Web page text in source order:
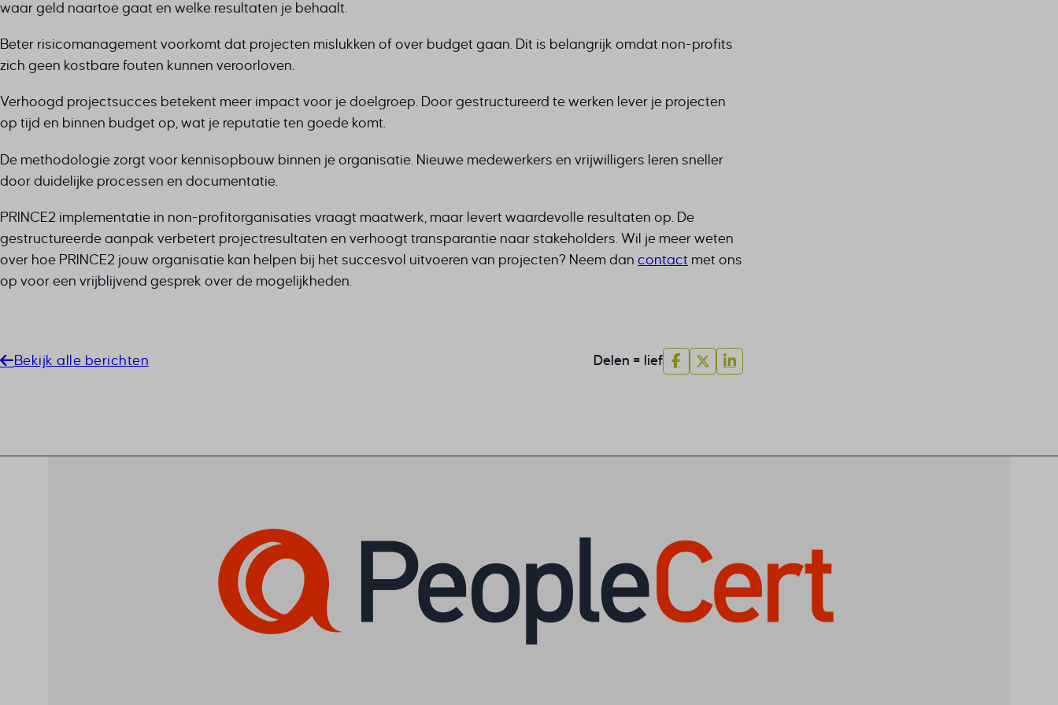
waar geld naartoe gaat en welke resultaten je behaalt.
Beter risicomanagement voorkomt dat projecten mislukken of over budget gaan. Dit is belangrijk omdat non-profits
zich geen kostbare fouten kunnen veroorloven.
Verhoogd projectsucces betekent meer impact voor je doelgroep. Door gestructureerd te werken lever je projecten
op tijd en binnen budget op, wat je reputatie ten goede komt.
De methodologie zorgt voor kennisopbouw binnen je organisatie. Nieuwe medewerkers en vrijwilligers leren sneller
door duidelijke processen en documentatie.
PRINCE2 implementatie in non-profitorganisaties vraagt maatwerk, maar levert waardevolle resultaten op. De
gestructureerde aanpak verbetert projectresultaten en verhoogt transparantie naar stakeholders. Wil je meer weten
over hoe PRINCE2 jouw organisatie kan helpen bij het succesvol uitvoeren van projecten? Neem dan contact met ons
op voor een vrijblijvend gesprek over de mogelijkheden.
Bekijk alle berichten Delen = lief
PHPSESSID
tz
woocommerce_cart_hash
woocommerce_items_in_cart
wordpress_test_cookie
wp-settings-*
wp-settings-time-*
rank_math_analytics_date_range
sbjs_first_add
sbjs_migrations
sbjs_udata
_clck
_fbp
_gcl_gs
mailerlite_accepts_marketing
SID
categorieën vallen of niet duidelijk zijn gecategoriseerd.
7eee2858-d3e0-4007-8e38-f94d902144b5
av_tunnel
brf-unlock-maintenance
i18next
li_adsId
li_fat_id
MicrosoftApplicationsTelemetryDeviceId
MicrosoftApplicationsTelemetryFirstLaunchTime